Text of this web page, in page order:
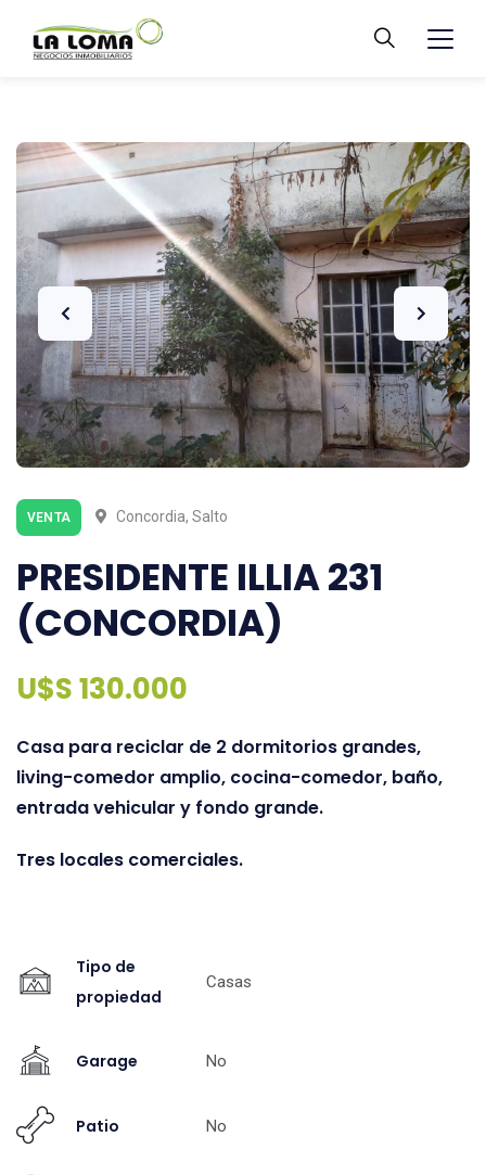
VENTA Concordia, Salto
PRESIDENTE ILLIA 231
(CONCORDIA)
U$S 130.000
Casa para reciclar de 2 dormitorios grandes,
living-comedor amplio, cocina-comedor, baño,
entrada vehicular y fondo grande.
Tres locales comerciales.
Tipo de
propiedad
Casas
Garage No
Patio No